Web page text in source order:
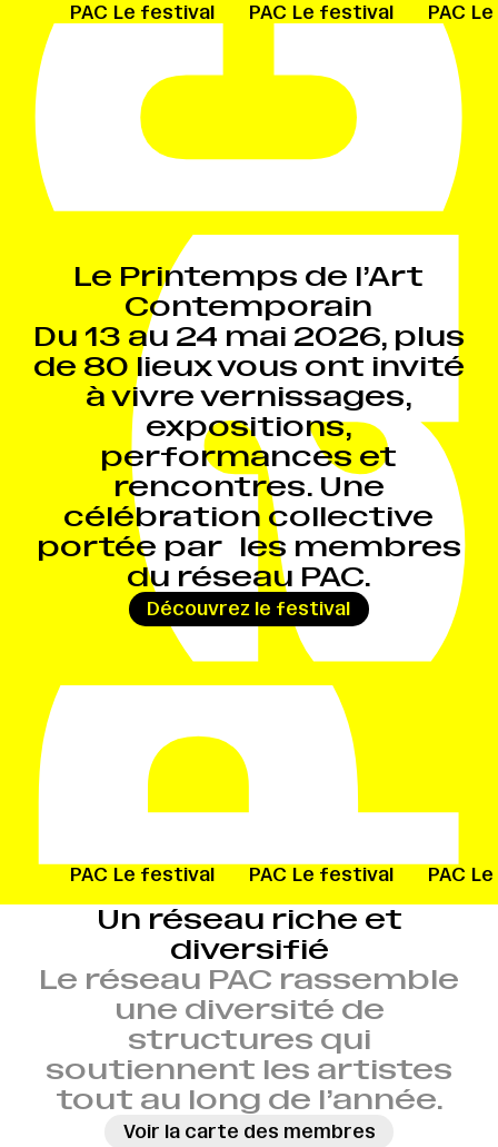
Le Printemps de l’Art
Contemporain
Du 13 au 24 mai 2026, plus
de 80 lieux vous ont invité
à vivre vernissages,
expositions,
performances et
rencontres. Une
célébration collective
portée par les membres
du réseau PAC.
Découvrez le festival
PAC PAC
Le festival PAC
Le festival
PAC PAC
Le festival PAC
Le festival
Un réseau riche et
diversifié
Le réseau PAC rassemble
une diversité de
structures qui
soutiennent les artistes
tout au long de l’année.
Voir la carte des membres